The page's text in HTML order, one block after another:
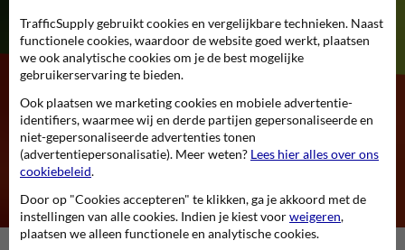
Prijswinnaars
TrafficSupply Penaltybokaal 2025
TrafficSupply gebruikt cookies en vergelijkbare technieken. Naast
functionele cookies, waardoor de website goed werkt, plaatsen
we ook analytische cookies om je de best mogelijke
gebruikerservaring te bieden.
Ook plaatsen we marketing cookies en mobiele advertentie-
identifiers, waarmee wij en derde partijen gepersonaliseerde en
niet-gepersonaliseerde advertenties tonen
(advertentiepersonalisatie). Meer weten? Lees hier alles over ons
cookiebeleid.
Door op "Cookies accepteren" te klikken, ga je akkoord met de
instellingen van alle cookies. Indien je kiest voorweigeren,
plaatsen we alleen functionele en analytische cookies.